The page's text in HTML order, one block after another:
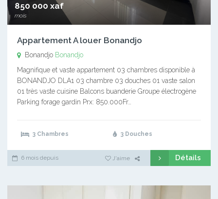
850 000 xaf
mois
Appartement A louer Bonandjo
Bonandjo Bonandjo
Magnifique et vaste appartement 03 chambres disponible à
BONANDJO DLA1 03 chambre 03 douches 01 vaste salon
01 très vaste cuisine Balcons buanderie Groupe électrogène
Parking forage gardin Prx: 850.000Fr…
3 Chambres 3 Douches
6 mois depuis J'aime Détails